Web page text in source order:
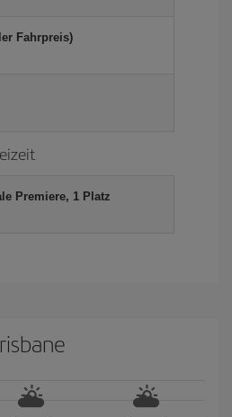
Fahrpreis)
Premiere, 1 Platz